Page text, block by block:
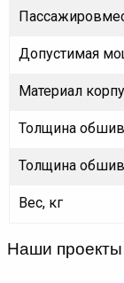
Допустимая
Материал
Толщина
Толщина
Вес, кг
Наши проекты